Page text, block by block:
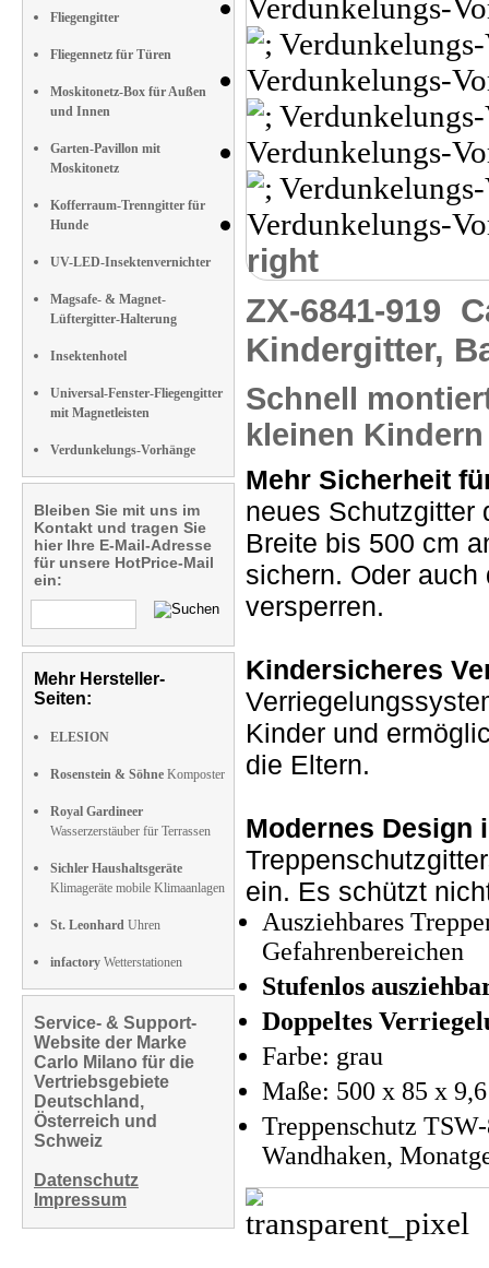
Fliegengitter
Fliegennetz für Türen
Moskitonetz-Box für Außen
und Innen
Garten-Pavillon mit
Moskitonetz
Kofferraum-Trenngitter für
Hunde
UV-LED-Insektenvernichter
Magsafe- & Magnet-
Lüftergitter-Halterung
Insektenhotel
Universal-Fenster-Fliegengitter
mit Magnetleisten
Verdunkelungs-Vorhänge
Bleiben Sie mit uns im
Kontakt und tragen Sie
hier Ihre E-Mail-Adresse
für unsere HotPrice-Mail
ein:
Mehr Hersteller-
Seiten:
ELESION
Rosenstein & Söhne Komposter
Royal Gardineer
Wasserzerstäuber für Terrassen
Sichler Haushaltsgeräte
Klimageräte mobile Klimaanlagen
St. Leonhard Uhren
infactory Wetterstationen
Service- & Support-
Website der Marke
Carlo Milano für die
Vertriebsgebiete
Deutschland,
Österreich und
Schweiz
Datenschutz
Impressum
right
ZX-6841-919
Kindergitter,
Schnell
kleinen
Mehr Sicherheit
neues Schutzgitter
Breite bis 500 cm
sichern. Oder
versperren.
Kindersicheres
Kinder und
die Eltern.
Modernes Design
ein. Es schützt
Ausziehbares
Gefahrenbereichen
Stufenlos
Doppeltes
Farbe: grau
Maße: 500 x 85 x
Treppenschutz
Wandhaken,